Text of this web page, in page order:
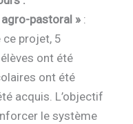
pastoral » :
ce projet, 5
ont été
ont été
acquis. L’objectif
le système